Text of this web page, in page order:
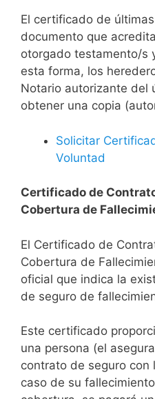
El certificado de
documento que
otorgado testamento/s
esta forma, los
Notario autorizante del
obtener una copia
Solicitar
Voluntad
Certificado de
Cobertura de
El Certificado de
Cobertura de
oficial que indica la
de seguro de
Este certificado
una persona (el
contrato de seguro con
caso de su